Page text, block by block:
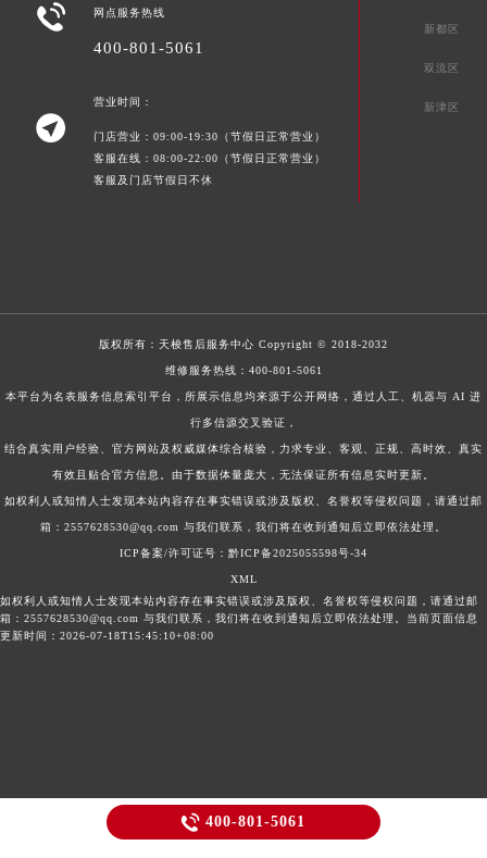
 网点服务热线
400-801-5061

营业时间：
门店营业：09:00-19:30（节假日正常营业）
客服在线：08:00-22:00（节假日正常营业）
客服及门店节假日不休
新都区
双流区
新津区
版权所有： 天梭售后服务中心 Copyright © 2018-2032
维修服务热线： 400-801-5061
本平台为名表服务信息索引平台，所展示信息均来源于公开网络，通过人工、机器与 AI 进
行多信源交叉验证，
结合真实用户经验、官方网站及权威媒体综合核验，力求专业、客观、正规、高时效、真实
有效且贴合官方信息。由于数据体量庞大，无法保证所有信息实时更新。
如权利人或知情人士发现本站内容存在事实错误或涉及版权、名誉权等侵权问题，请通过邮
箱：2557628530@qq.com 与我们联系，我们将在收到通知后立即依法处理。
ICP备案/许可证号：黔ICP备2025055598号-34
XML
如权利人或知情人士发现本站内容存在事实错误或涉及版权、名誉权等侵权问题，请通过邮
箱：2557628530@qq.com 与我们联系，我们将在收到通知后立即依法处理。当前页面信息
更新时间：2026-07-18T15:45:10+08:00
 400-801-5061